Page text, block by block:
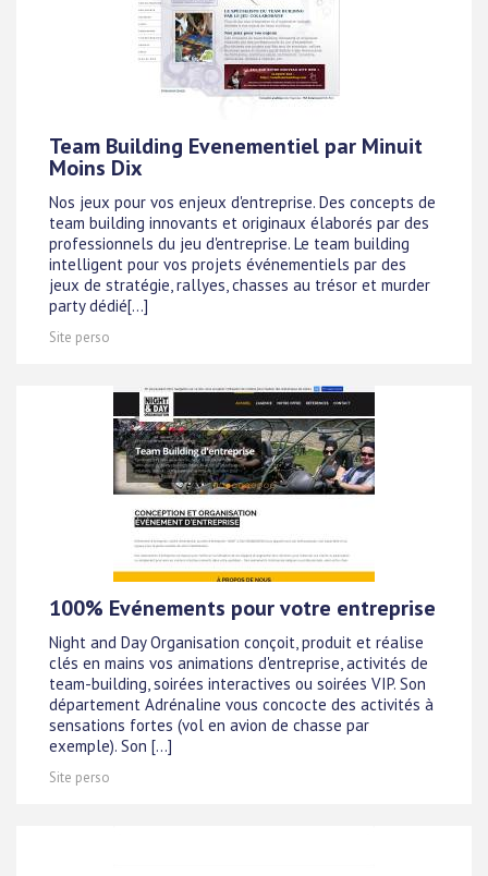
Team Building Evenementiel par Minuit
Moins Dix
Nos jeux pour vos enjeux d'entreprise. Des concepts de
team building innovants et originaux élaborés par des
professionnels du jeu d'entreprise. Le team building
intelligent pour vos projets événementiels par des
jeux de stratégie, rallyes, chasses au trésor et murder
party dédié[...]
Site perso
100% Evénements pour votre entreprise
Night and Day Organisation conçoit, produit et réalise
clés en mains vos animations d'entreprise, activités de
team-building, soirées interactives ou soirées VIP. Son
département Adrénaline vous concocte des activités à
sensations fortes (vol en avion de chasse par
exemple). Son [...]
Site perso